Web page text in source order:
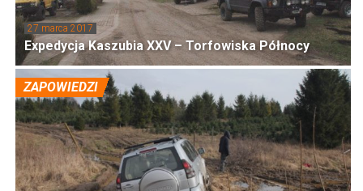
27 marca 2017
Expedycja Kaszubia XXV – Torfowiska Północy
ZAPOWIEDZI